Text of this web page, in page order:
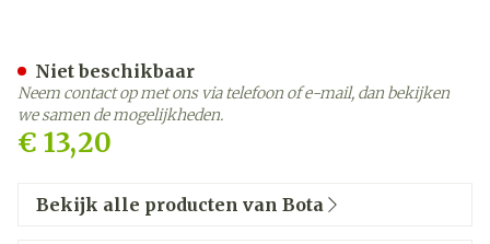
€ 13,20
Niet beschikbaar
Neem contact op met ons via telefoon of e-mail, dan bekijken
we samen de mogelijkheden.
Bekijk alle producten van Bota